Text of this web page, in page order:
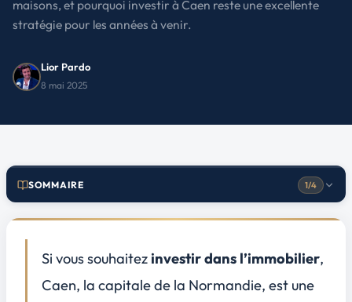
maisons, et pourquoi investir à Caen reste une excellente
stratégie pour les années à venir.
Lior Pardo
8 mai 2025
SOMMAIRE 1/4
Impact des nouveaux développements résidentiels
Prévisions des prix par type de propriété et quartier
Si vous souhaitez investir dans l’immobilier,
Caen, la capitale de la Normandie, est une